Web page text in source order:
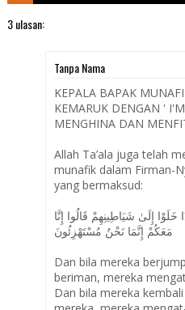
3 ulasan:
Tanpa Nama
KEPALA BAPAK
KEMARUK DENGAN '
MENGHINA DAN
Allah Ta’ala juga telah
munafik dalam Firman-
yang bermaksud:
خَلَوْا إِلَىٰ شَيَاطِينِهِمْ قَالُوا إِنَّا
مَعَكُمْ إِنَّمَا نَحْنُ مُسْتَهْزِئُونَ
Dan bila mereka
beriman, mereka
Dan bila mereka